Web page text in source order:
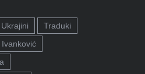
Traduki